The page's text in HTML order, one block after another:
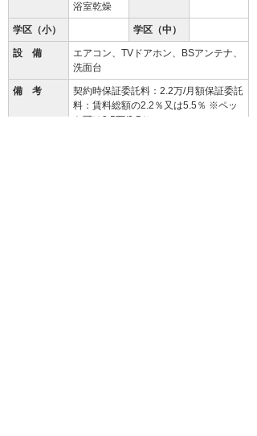
浴室乾燥
学区（小） 学区（中）
設 備
エアコン、TVドアホン、BSアンテナ、
洗面台
備 考
契約時保証委託料：2.2万/月額保証委託
料：賃料総額の2.2％又は5.5％ ※ペッ
ト可は2.5万/2.5％